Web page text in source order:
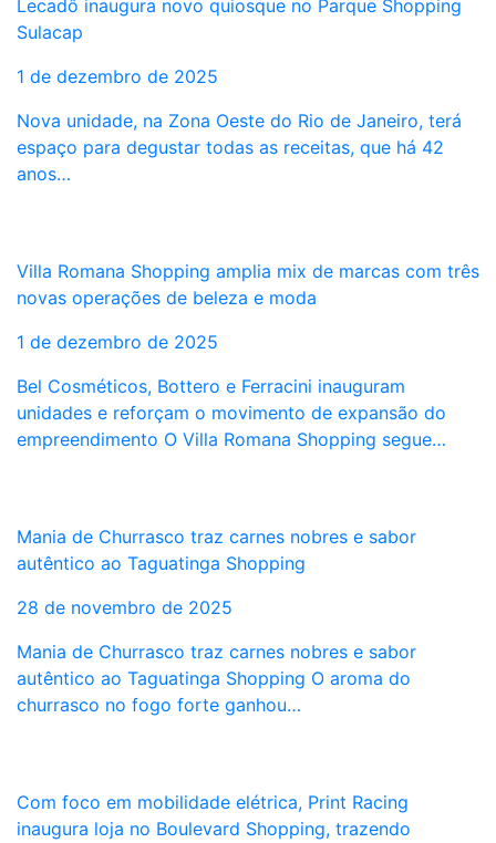
Lecadô inaugura novo quiosque no Parque Shopping
Sulacap
1 de dezembro de 2025
Nova unidade, na Zona Oeste do Rio de Janeiro, terá
espaço para degustar todas as receitas, que há 42
anos…
Villa Romana Shopping amplia mix de marcas com três
novas operações de beleza e moda
1 de dezembro de 2025
Bel Cosméticos, Bottero e Ferracini inauguram
unidades e reforçam o movimento de expansão do
empreendimento O Villa Romana Shopping segue…
Mania de Churrasco traz carnes nobres e sabor
autêntico ao Taguatinga Shopping
28 de novembro de 2025
Mania de Churrasco traz carnes nobres e sabor
autêntico ao Taguatinga Shopping O aroma do
churrasco no fogo forte ganhou…
Com foco em mobilidade elétrica, Print Racing
inaugura loja no Boulevard Shopping, trazendo